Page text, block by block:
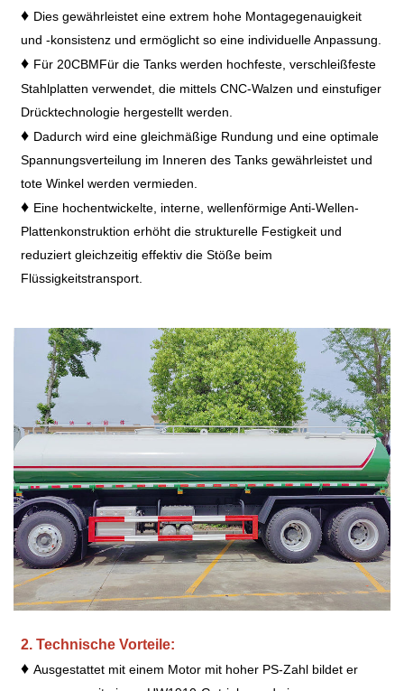
♦ Dies gewährleistet eine extrem hohe Montagegenauigkeit
und -konsistenz und ermöglicht so eine individuelle Anpassung.
♦ Für 20CBMFür die Tanks werden hochfeste, verschleißfeste
Stahlplatten verwendet, die mittels CNC-Walzen und einstufiger
Drücktechnologie hergestellt werden.
♦ Dadurch wird eine gleichmäßige Rundung und eine optimale
Spannungsverteilung im Inneren des Tanks gewährleistet und
tote Winkel werden vermieden.
♦ Eine hochentwickelte, interne, wellenförmige Anti-Wellen-
Plattenkonstruktion erhöht die strukturelle Festigkeit und
reduziert gleichzeitig effektiv die Stöße beim
Flüssigkeitstransport.
2. Technische Vorteile:
♦ Ausgestattet mit einem Motor mit hoher PS-Zahl bildet er